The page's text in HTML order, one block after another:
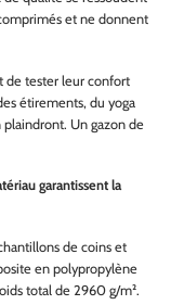
et ne donnent
de tester leur confort
étirements, du yoga
plaindront. Un gazon de
garantissent la
de coins et
en polypropylène
total de 2960 g/m².